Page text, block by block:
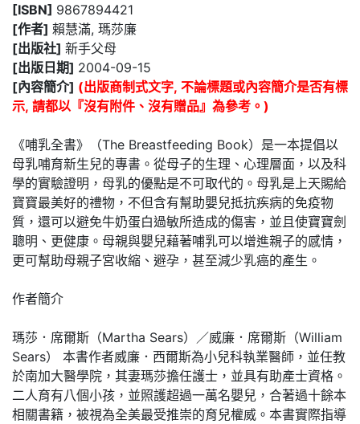
[ISBN] 9867894421
[作者] 賴慧滿, 瑪莎廉
[出版社] 新手父母
[出版日期] 2004-09-15
[內容簡介] (出版商制式文字, 不論標題或內容簡介是否有標
示, 請都以『沒有附件、沒有贈品』為參考。)
《哺乳全書》（The Breastfeeding Book）是一本提倡以
母乳哺育新生兒的專書。從母子的生理、心理層面，以及科
學的實驗證明，母乳的優點是不可取代的。母乳是上天賜給
寶寶最美好的禮物，不但含有幫助嬰兒抵抗疾病的免疫物
質，還可以避免牛奶蛋白過敏所造成的傷害，並且使寶寶劍
聰明、更健康。母親與嬰兒藉著哺乳可以增進親子的感情，
更可幫助母親子宮收縮、避孕，甚至減少乳癌的產生。
作者簡介
瑪莎．席爾斯（Martha Sears）／威廉．席爾斯（William
Sears） 本書作者威廉．西爾斯為小兒科執業醫師，並任教
於南加大醫學院，其妻瑪莎擔任護士，並具有助產士資格。
二人育有八個小孩，並照護超過一萬名嬰兒，合著過十餘本
相關書籍，被視為全美最受推崇的育兒權威。本書實際指導